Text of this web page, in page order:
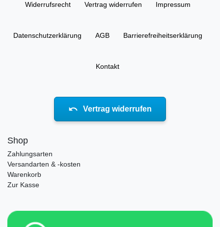
Widerrufs­recht Vertrag widerrufen Impressum
Daten­schutz­erklärung AGB Barrierefreiheitserklärung
Kontakt
Vertrag widerrufen
Shop
Zahlungsarten
Versandarten & -kosten
Warenkorb
Zur Kasse